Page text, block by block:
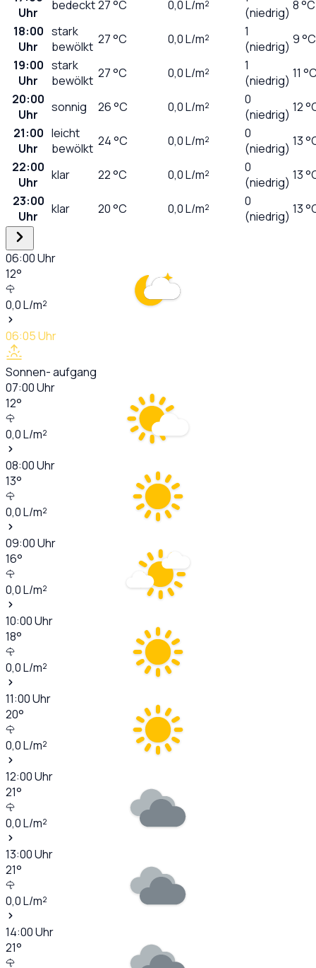
Uhr
bedeckt27°C 0,0L/m²
(niedrig) 8 °C
18:00
Uhr
stark
bewölkt 27°C 0,0L/m²
1
(niedrig) 9 °C
19:00
Uhr
stark
bewölkt 27°C 0,0L/m²
1
(niedrig) 11
20:00
Uhr
sonnig 26°C 0,0L/m²
0
(niedrig) 12
21:00
Uhr
leicht
bewölkt 24°C 0,0L/m²
0
(niedrig) 13
22:00
Uhr
klar 22°C 0,0L/m²
0
(niedrig) 13
23:00
Uhr
klar 20°C 0,0L/m²
0
(niedrig) 13
06:00Uhr
12°
0,0L/m²
06:05Uhr
Sonnen- aufgang
07:00Uhr
12°
0,0L/m²
08:00Uhr
13°
0,0L/m²
09:00Uhr
16°
0,0L/m²
10:00Uhr
18°
0,0L/m²
11:00Uhr
20°
0,0L/m²
12:00Uhr
21°
0,0L/m²
13:00Uhr
21°
0,0L/m²
14:00Uhr
21°